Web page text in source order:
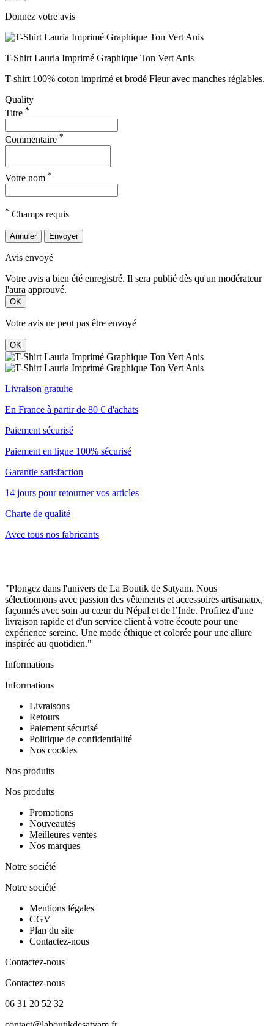
Donnez votre avis
T-Shirt Lauria Imprimé Graphique Ton Vert Anis
T-shirt 100% coton imprimé et brodé Fleur avec manches réglables.
Quality
Titre *
Commentaire *
Votre nom *
* Champs requis
Annuler Envoyer
Avis envoyé
Votre avis a bien été enregistré. Il sera publié dès qu'un modérateur
l'aura approuvé.
OK
Votre avis ne peut pas être envoyé
OK
Livraison gratuite
En France à partir de 80 € d'achats
Paiement sécurisé
Paiement en ligne 100% sécurisé
Garantie satisfaction
14 jours pour retourner vos articles
Charte de qualité
Avec tous nos fabricants
"Plongez dans l'univers de La Boutik de Satyam. Nous
sélectionnons avec passion des vêtements et accessoires artisanaux,
façonnés avec soin au cœur du Népal et de l’Inde. Profitez d'une
livraison rapide et d'un service client à votre écoute pour une
expérience sereine. Une mode éthique et colorée pour une allure
inspirée au quotidien."
Informations
Informations
Livraisons
Retours
Paiement sécurisé
Politique de confidentialité
Nos cookies
Nos produits
Nos produits
Promotions
Nouveautés
Meilleures ventes
Nos marques
Notre société
Notre société
Mentions légales
CGV
Plan du site
Contactez-nous
Contactez-nous
Contactez-nous
06 31 20 52 32